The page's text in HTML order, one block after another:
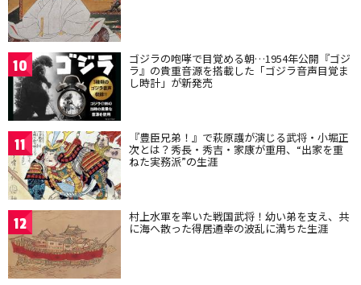
10 ゴジラの咆哮で目覚める朝…1954年公開『ゴジ
ラ』の貴重音源を搭載した「ゴジラ音声目覚ま
し時計」が新発売
11 『豊臣兄弟！』で萩原護が演じる武将・小堀正
次とは？秀長・秀吉・家康が重用、“出家を重
ねた実務派”の生涯
12 村上水軍を率いた戦国武将！幼い弟を支え、共
に海へ散った得居通幸の波乱に満ちた生涯